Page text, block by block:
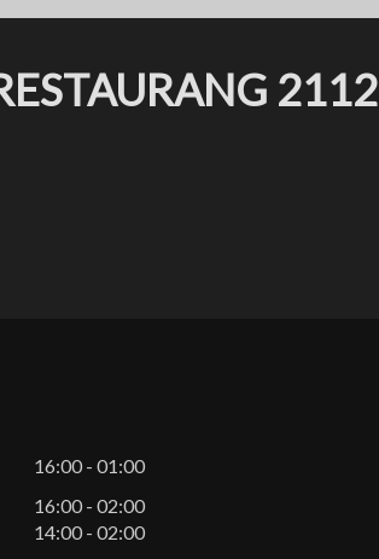
2112
16:00 - 01:00
16:00 - 02:00
14:00 - 02:00